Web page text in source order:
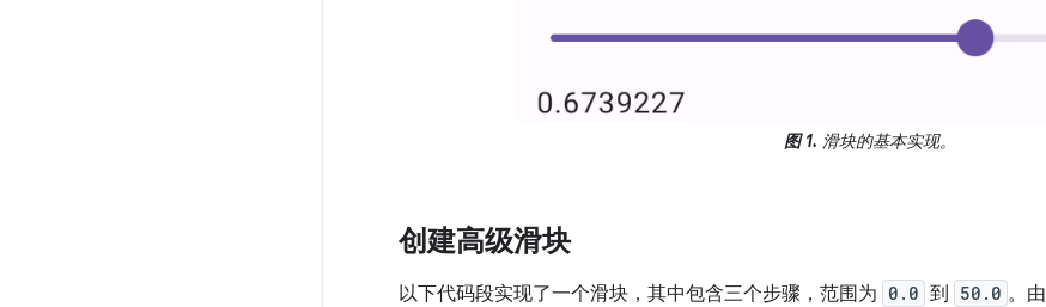
图 1. 滑块的基本实现。
创建高级滑块
以下代码段实现了一个滑块，其中包含三个步骤，范围为 0.0 到 50.0 。